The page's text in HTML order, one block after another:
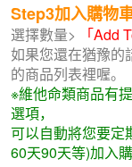
Step3加入購物
選擇數量> 「Add
如果您還在猶豫的
的商品列表裡喔。
※維他命類商品有
選項，
可以自動將您要定
60天90天等)加入